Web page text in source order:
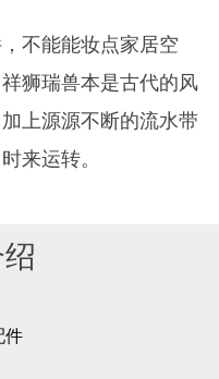
不能能妆点家居空
狮瑞兽本是古代的风
上源源不断的流水带
来运转。
件